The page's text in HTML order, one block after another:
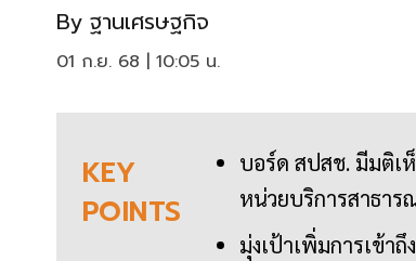
By ฐานเศรษฐกิจ
01 ก.ย. 68 | 10:05 น.
KEY
POINTS
บอร์ด สปสช. มีมติเ
หน่วยบริการสาธา
มุ่งเป้าเพิ่มการเข้า